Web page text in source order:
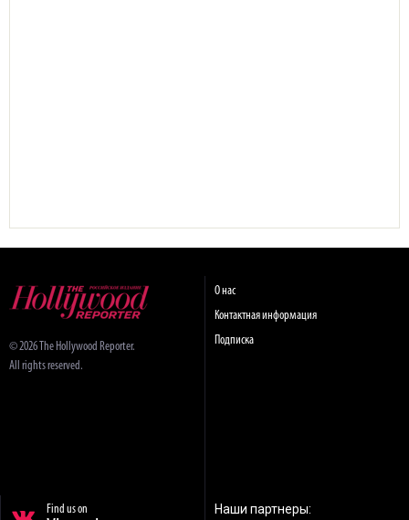
© 2026 The Hollywood Reporter.
All rights reserved.
О нас
Контактная информация
Подписка
Find us on Наши партнеры: